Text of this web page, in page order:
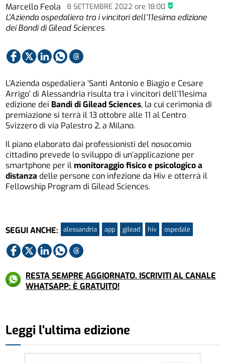
Marcello Feola 8 SETTEMBRE 2022ore 18:00
L'Azienda ospedaliera tra i vincitori dell’11esima edizione
dei Bandi di Gilead Sciences
L’Azienda ospedaliera ‘Santi Antonio e Biagio e Cesare
Arrigo’ di Alessandria risulta tra i vincitori dell’11esima
edizione dei Bandi di Gilead Sciences, la cui cerimonia di
premiazione si terrà il 13 ottobre alle 11 al Centro
Svizzero di via Palestro 2, a Milano.
Il piano elaborato dai professionisti del nosocomio
cittadino prevede lo sviluppo di un’applicazione per
smartphone per ilmonitoraggio fisico e psicologico a
distanza delle persone con infezione da Hiv e otterrà il
Fellowship Program di Gilead Sciences.
SEGUI ANCHE: alessandria app gilead hiv ospedale
RESTA SEMPRE AGGIORNATO. ISCRIVITI AL CANALE
WHATSAPP: È GRATUITO!
Leggi l'ultima edizione